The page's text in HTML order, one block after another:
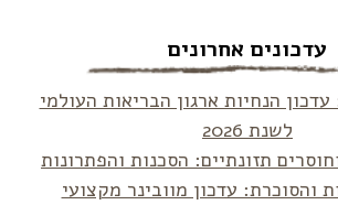
עדכונים אחרונים
הנחיות ארגון הבריאות העולמי
לשנת 2026
תזונתיים: הסכנות והפתרונות
והסוכרת: עדכון מוובינר מקצועי